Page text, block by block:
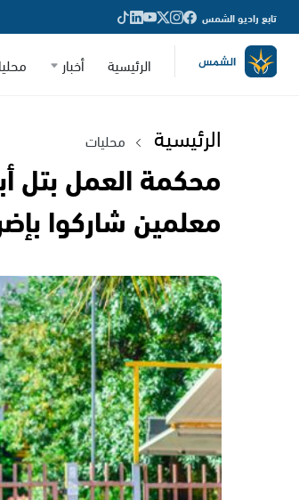
تابع راديو الشمس
الرئيسية أخبار
الرئيسية محليات
محكمة العمل
معلمين شاركوا